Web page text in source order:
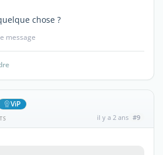
chose ?
message
ViP
il y a 2 ans #9